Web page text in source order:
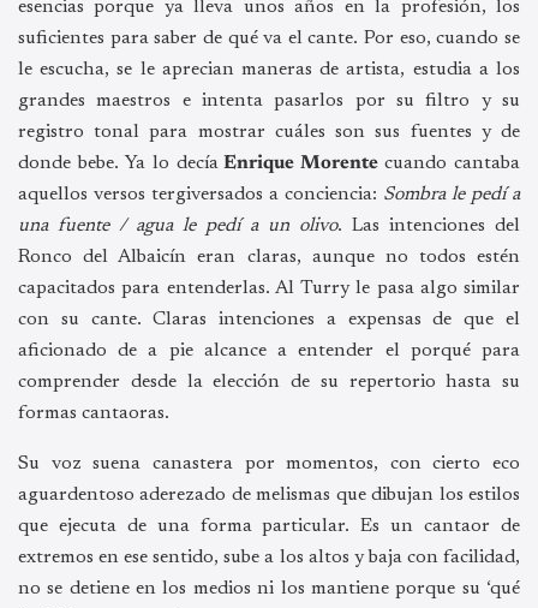
esencias porque ya lleva unos años en la profesión, los
suficientes para saber de qué va el cante. Por eso, cuando se
le escucha, se le aprecian maneras de artista, estudia a los
grandes maestros e intenta pasarlos por su filtro y su
registro tonal para mostrar cuáles son sus fuentes y de
donde bebe. Ya lo decíaEnrique Morentecuando cantaba
aquellos versos tergiversados a conciencia: Sombra le pedí a
una fuente / agua le pedí a un olivo. Las intenciones del
Ronco del Albaicín eran claras, aunque no todos estén
capacitados para entenderlas. Al Turry le pasa algo similar
con su cante. Claras intenciones a expensas de que el
aficionado de a pie alcance a entender el porqué para
comprender desde la elección de su repertorio hasta su
formas cantaoras.
Su voz suena canastera por momentos, con cierto eco
aguardentoso aderezado de melismas que dibujan los estilos
que ejecuta de una forma particular. Es un cantaor de
extremos en ese sentido, sube a los altos y baja con facilidad,
no se detiene en los medios ni los mantiene porque su ‘qué